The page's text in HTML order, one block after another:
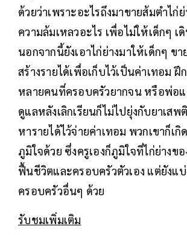
ด้วยว่าเพราะอะไรถึงมาขายส้มตำไก่ย่
ความล้มเหลวอะไร เพื่อไม่ให้เด็กๆ เ
นอกจากนี้ยังเอาไก่ย่างมาให้เด็กๆ ขา
สร้างรายได้เพื่อเก็บไว้เป็นค่าเทอม ฝึ
หลายคนที่ครอบครัวยากจน หรือพ่อแ
ดูแลหลังเลิกเรียนก็ไม่ไปยุ่งกับยาเสพ
หารายได้ไว้จ่ายค่าเทอม พวกเขาก็เ
ภูมิใจด้วย ซึ่งครูเองก็ภูมิใจที่ไก่ย่างขอ
ฟื้นชีวิตและครอบครัวตัวเอง แต่ยังแบ่
ครอบครัวอื่นๆ ด้วย
รับชมเพิ่มเติม